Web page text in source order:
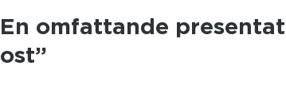
En omfattande
ost”